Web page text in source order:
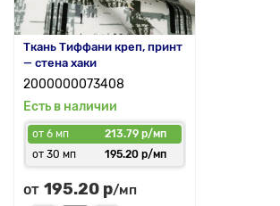
Ткань Тиффани креп, принт
— стена хаки
2000000073408
Есть в наличии
от 6 мп
213.79 р/мп
от 30 мп
195.20 р/мп
от 195.20 р/мп